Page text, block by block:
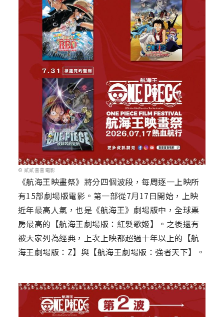
© 貳貳喜喜電影
《航海王映畫祭》將分四個波段，每周逐一上映所
有15部劇場版電影。第一部從7月17日開始，上映
近年最高人氣，也是《航海王》劇場版中，全球票
房最高的【航海王劇場版：紅髮歌姬】。之後還有
被大家列為經典，上次上映都超過十年以上的【航
海王劇場版：Z】與【航海王劇場版：強者天下】。